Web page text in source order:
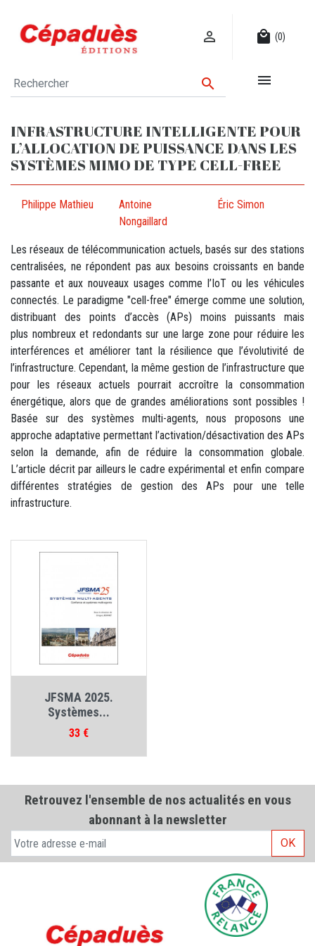
 local_mall (0)
 
INFRASTRUCTURE INTELLIGENTE POUR
L’ALLOCATION DE PUISSANCE DANS LES
SYSTÈMES MIMO DE TYPE CELL-FREE
Philippe Mathieu
Antoine
Nongaillard
Éric Simon
Les réseaux de télécommunication actuels, basés sur des stations
centralisées, ne répondent pas aux besoins croissants en bande
passante et aux nouveaux usages comme l’IoT ou les véhicules
connectés. Le paradigme "cell-free" émerge comme une solution,
distribuant des points d’accès (APs) moins puissants mais
plus nombreux et redondants sur une large zone pour réduire les
interférences et améliorer tant la résilience que l’évolutivité de
l’infrastructure. Cependant, la même gestion de l’infrastructure que
pour les réseaux actuels pourrait accroître la consommation
énergétique, alors que de grandes améliorations sont possibles !
Basée sur des systèmes multi-agents, nous proposons une
approche adaptative permettant l’activation/désactivation des APs
selon la demande, afin de réduire la consommation globale.
L’article décrit par ailleurs le cadre expérimental et enfin compare
différentes stratégies de gestion des APs pour une telle
infrastructure.
JFSMA 2025.
Systèmes...
Prix
33 €
Retrouvez l'ensemble de nos actualités en vous
abonnant à la newsletter
OK